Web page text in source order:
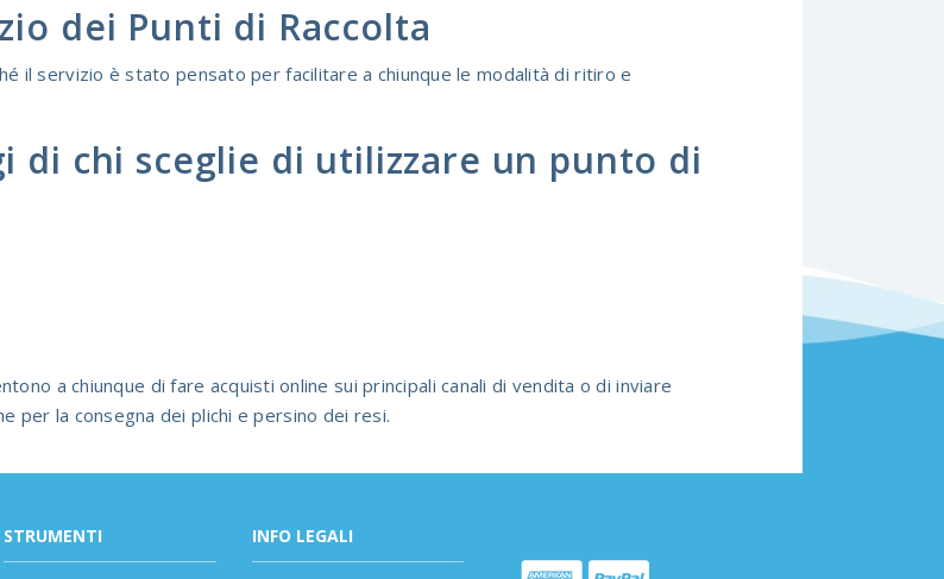
dei Punti di Raccolta
il servizio è stato pensato per facilitare a chiunque le modalità di ritiro e
di chi sceglie di utilizzare un punto di
a chiunque di fare acquisti online sui principali canali di vendita o di inviare
per la consegna dei plichi e persino dei resi.
STRUMENTI INFO LEGALI